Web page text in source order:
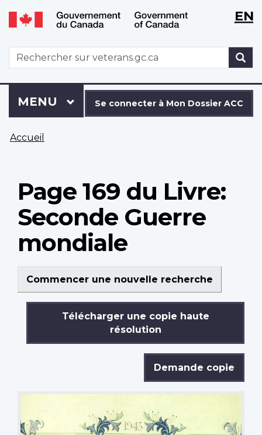
Aller
au
principal
Passer
à
version
HTML
simplifiée
WxT
WxTEN
WxT
Search
form
connecter
à
Dossier
Se connecter à Mon Dossier ACC
Menu
MENU PRINCIPAL
êtes
Accueil
Page 169 du Livre:
Seconde Guerre
mondiale
Commencer une nouvelle recherche
Télécharger une copie haute
résolution
Demande copie